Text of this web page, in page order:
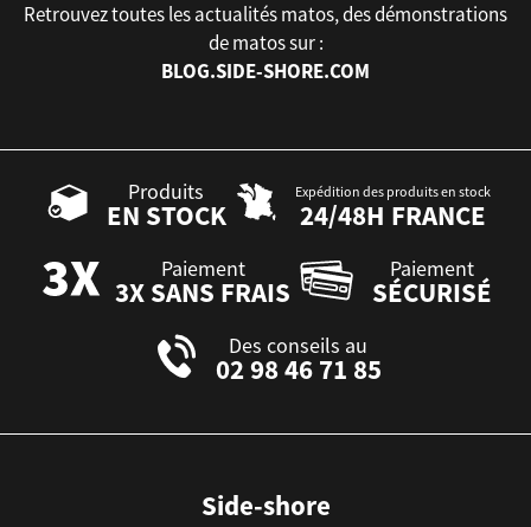
Retrouvez toutes les actualités matos, des démonstrations
de matos sur :
BLOG.SIDE-SHORE.COM
Produits
EN STOCK
Expédition des produits en stock
24/48H FRANCE
Paiement
3X SANS FRAIS
Paiement
SÉCURISÉ
Des conseils au
02 98 46 71 85
Side-shore